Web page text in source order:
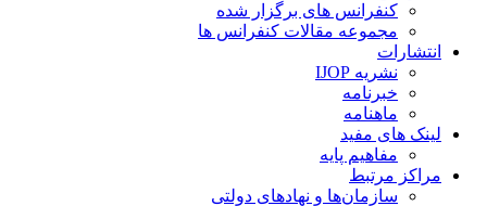
کنفرانس های برگزار شده
مجموعه مقالات کنفرانس ها
انتشارات
نشریه IJOP
خبرنامه
ماهنامه
لینک های مفید
مفاهیم پایه
مراکز مرتبط
سازمان‌ها و نهادهای دولتی